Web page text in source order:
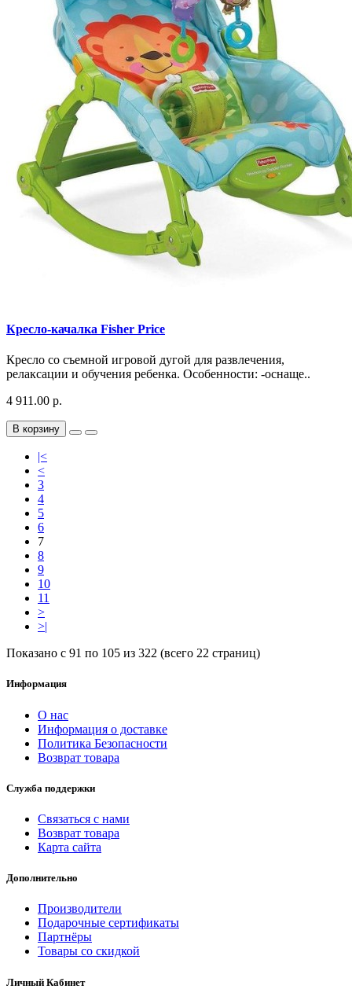
Кресло-качалка Fisher Price
Кресло со съемной игровой дугой для развлечения,
релаксации и обучения ребенка. Особенности: -оснаще..
4 911.00 р.
В корзину
|<
<
3
4
5
6
7
8
9
10
11
>
>|
Показано с 91 по 105 из 322 (всего 22 страниц)
Информация
О нас
Информация о доставке
Политика Безопасности
Возврат товара
Служба поддержки
Связаться с нами
Возврат товара
Карта сайта
Дополнительно
Производители
Подарочные сертификаты
Партнёры
Товары со скидкой
Личный Кабинет